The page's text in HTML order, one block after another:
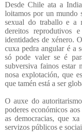
Desde Chile ata a
loitamos por un mundo
sexual do traballo e a
dereitos reprodutivos
identidades de xénero.
cuxa pedra angular é a
só pode valer se é
subversiva fainos estar
nosa explotación, que
que tamén está a ser
O auxe do
poderes económicos
as democracias, que
servizos públicos e